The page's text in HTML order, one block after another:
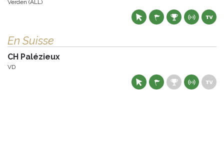
Verden (ALL)
En Suisse
CH Palézieux
VD